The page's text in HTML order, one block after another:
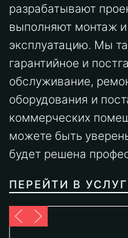
разрабатывают
выполняют монтаж
эксплуатацию. Мы
гарантийное и
обслуживание,
оборудования и
коммерческих
можете быть
будет решена
ПЕРЕЙТИ В